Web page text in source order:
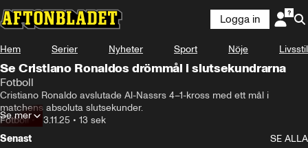
Logga in
Hem Serier Nyheter Sport Nöje Livsstil
Se Cristiano Ronaldos drömmål i slutsekundrarna
Fotboll
Cristiano Ronaldo avslutade Al-Nassrs 4–1-kross med ett mål i
matchens absoluta slutsekunder.
Fotboll•23.11.25 • 13 sek
Se mer
Senast
SE ALLA